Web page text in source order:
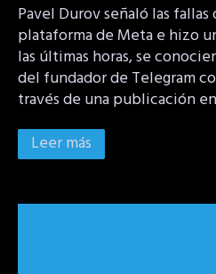
Pavel Durov señaló las
plataforma de Meta e hizo
las últimas horas, se
del fundador de Telegram
través de una publicación
Leer más